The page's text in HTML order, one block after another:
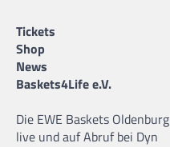
Tickets
Shop
News
Baskets4Life e.V.
Die EWE Baskets Oldenburg
live und auf Abruf bei Dyn